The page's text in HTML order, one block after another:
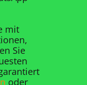
mit
Sie
oder